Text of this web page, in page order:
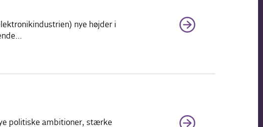
nye højder i
politiske ambitioner, stærke